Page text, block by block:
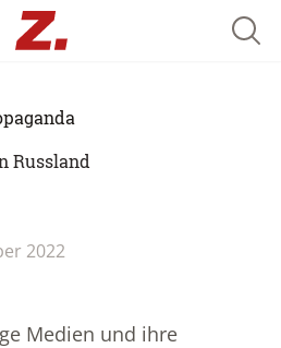
Russland
2022
Medien und ihre